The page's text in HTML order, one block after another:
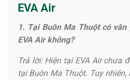
EVA Air
1. Tại Buôn Ma Thuột có
EVA Air không?
Trả lời: Hiện tại EVA Air chưa
tại Buôn Ma Thuột. Tuy